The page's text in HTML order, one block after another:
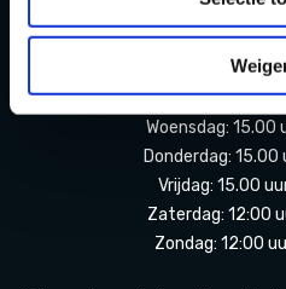
(11 juli t/m 23
Maandag:
Dinsdag:
Woensdag: 15.00
Donderdag: 15.00
Vrijdag: 15.00
Zaterdag: 12:00
Zondag: 12:00